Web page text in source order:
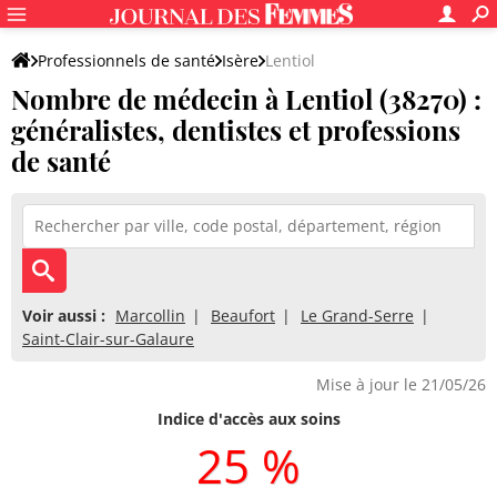
Professionnels de santé Isère Lentiol
Nombre de médecin à Lentiol (38270) :
généralistes, dentistes et professions
de santé
Voir aussi : Marcollin Beaufort
Le Grand-Serre
Saint-Clair-sur-Galaure
Mise à jour le 21/05/26
Indice d'accès aux soins
25 %